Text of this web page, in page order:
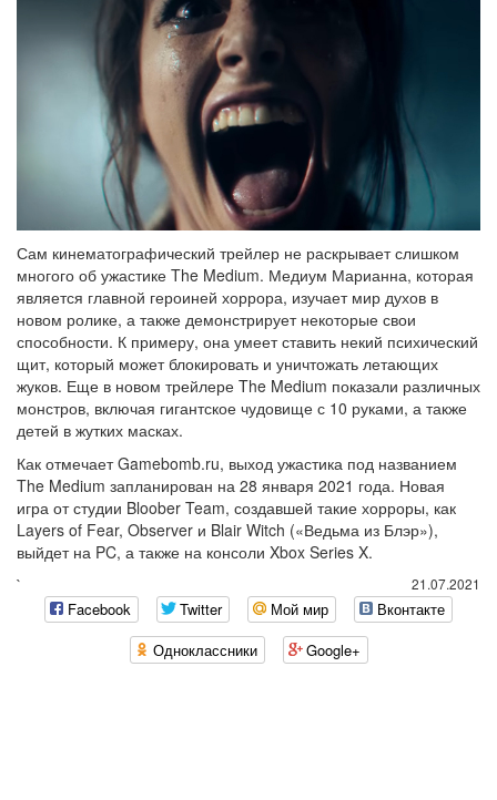
Сам кинематографический трейлер не раскрывает слишком
многого об ужастике The Medium. Медиум Марианна, которая
является главной героиней хоррора, изучает мир духов в
новом ролике, а также демонстрирует некоторые свои
способности. К примеру, она умеет ставить некий психический
щит, который может блокировать и уничтожать летающих
жуков. Еще в новом трейлере The Medium показали различных
монстров, включая гигантское чудовище с 10 руками, а также
детей в жутких масках.
Как отмечает Gamebomb.ru, выход ужастика под названием
The Medium запланирован на 28 января 2021 года. Новая
игра от студии Bloober Team, создавшей такие хорроры, как
Layers of Fear, Observer и Blair Witch («Ведьма из Блэр»),
выйдет на PC, а также на консоли Xbox Series X.
21.07.2021
`
Facebook Twitter Мой мир
Вконтакте
Одноклассники
Google+